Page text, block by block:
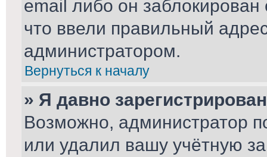
email либо он
что ввели правильный
администратором.
Вернуться к началу
» Я давно
Возможно, администратор
или удалил вашу учётную